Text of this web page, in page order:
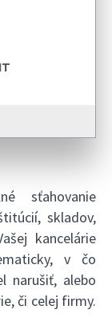
sťahovanie
skladov,
kancelárie
v čo
narušiť, alebo
či celej firmy.